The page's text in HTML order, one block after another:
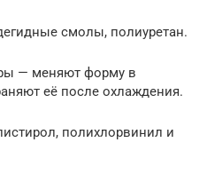
смолы, полиуретан.
— меняют форму в
её после охлаждения.
полихлорвинил и